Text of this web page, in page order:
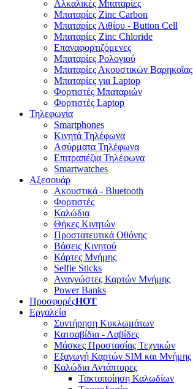
Αλκαλικές Μπαταρίες
Μπαταρίες Zinc Carbon
Μπαταρίες Λιθίου - Button Cell
Μπαταρίες Zinc Chloride
Επαναφορτιζόμενες
Μπαταρίες Ρολογιού
Μπαταρίες Ακουστικών Βαρηκοΐας
Μπαταρίες για Laptop
Φορτιστές Μπαταριών
Φορτιστές Laptop
Τηλεφωνία
Smartphones
Κινητά Τηλέφωνα
Ασύρματα Τηλέφωνα
Επιτραπέζια Τηλέφωνα
Smartwatches
Αξεσουάρ
Ακουστικά - Bluetooth
Φορτιστές
Καλώδια
Θήκες Κινητών
Προστατευτικά Οθόνης
Βάσεις Κινητού
Κάρτες Μνήμης
Selfie Sticks
Αναγνώστες Καρτών Μνήμης
Power Banks
ΠροσφορέςHOT
Εργαλεία
Συντήρηση Κυκλωμάτων
Κατσαβίδια - Λαβίδες
Μάσκες Προστασίας Τεχνικών
Εξαγωγή Καρτών SIM και Μνήμης
Καλώδια Αντάπτορες
Τακτοποίηση Καλωδίων